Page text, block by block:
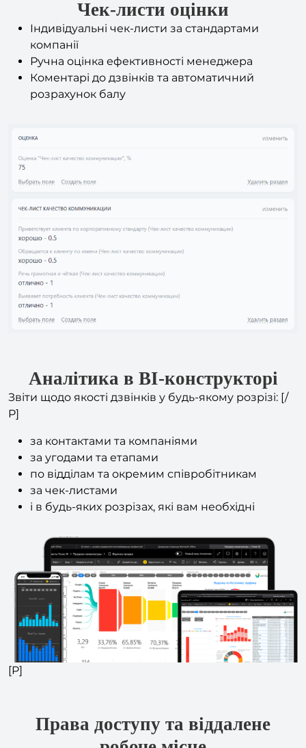
Індивідуальні чек-листи за стандартами
компанії
Ручна оцінка ефективності менеджера
Коментарі до дзвінків та автоматичний
розрахунок балу
Звіти щодо якості дзвінків у будь-якому розрізі: [/
P]
за чек-листами
[P]
робоче місце
Обмежені права доступу — лише до дзвінків